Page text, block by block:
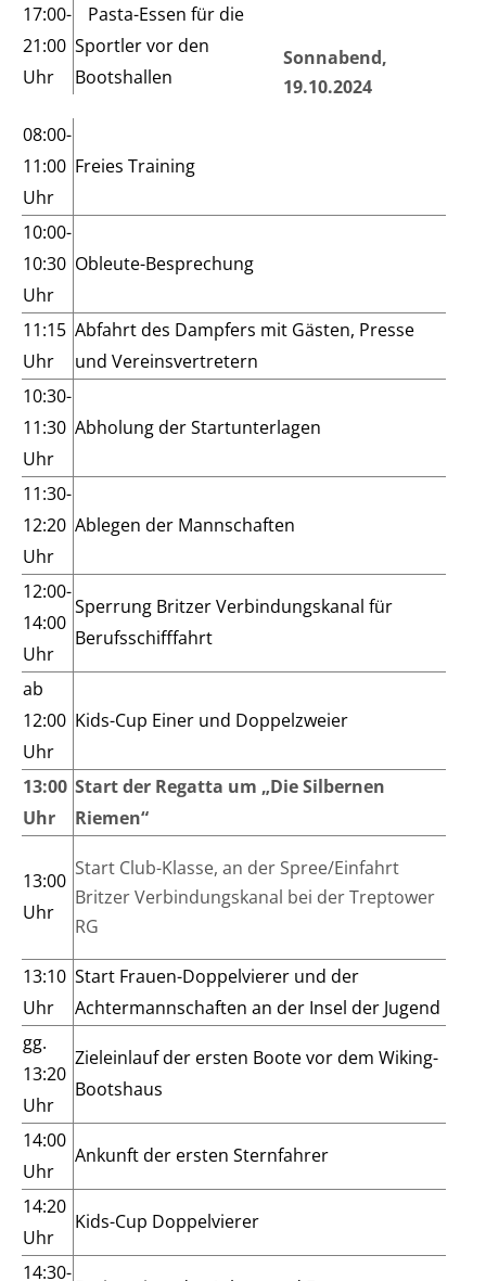
17:00-
21:00
Uhr
Pasta-Essen für die
Sportler vor den
Bootshallen
Sonnabend,
19.10.2024
08:00-
11:00
Uhr
Freies Training
10:00-
10:30
Uhr
Obleute-Besprechung
11:15
Uhr
Abfahrt des Dampfers mit Gästen, Presse
und Vereinsvertretern
10:30-
11:30
Uhr
Abholung der Startunterlagen
11:30-
12:20
Uhr
Ablegen der Mannschaften
12:00-
14:00
Uhr
Sperrung Britzer Verbindungskanal für
Berufsschifffahrt
ab
12:00
Uhr
Kids-Cup Einer und Doppelzweier
13:00
Uhr
Start der Regatta um „Die Silbernen
Riemen“
13:00
Uhr
Start Club-Klasse, an der Spree/Einfahrt
Britzer Verbindungskanal bei der Treptower
RG
13:10
Uhr
Start Frauen-Doppelvierer und der
Achtermannschaften an der Insel der Jugend
gg.
13:20
Uhr
Zieleinlauf der ersten Boote vor dem Wiking-
Bootshaus
14:00
Uhr
Ankunft der ersten Sternfahrer
14:20
Uhr
Kids-Cup Doppelvierer
14:30-